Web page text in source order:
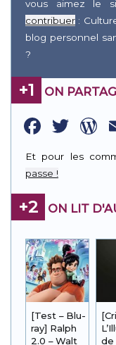
vous aimez le
contribuer :
blog personnel
?
+1 ON
Et pour les
passe !
+2 ON LIT
[Test – Blu-
ray] Ralph
2.0 – Walt
de